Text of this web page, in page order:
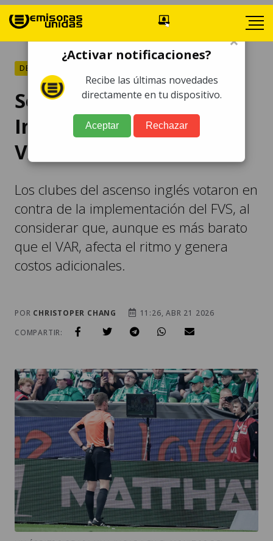
DEPORTES
Segunda división de
Inglaterra se opone al
VAR
Los clubes del ascenso inglés votaron en
contra de la implementación del FVS, al
considerar que, aunque es más barato
que el VAR, afecta el ritmo y genera
costos adicionales.
POR CHRISTOPER CHANG
11:26, ABR 21 2026
COMPARTIR:
×
¿Activar notificaciones?
Recibe las últimas novedades
directamente en tu dispositivo.
Aceptar Rechazar